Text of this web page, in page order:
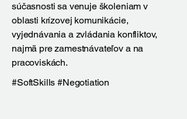
súčasnosti sa venuje školeniam v
oblasti krízovej komunikácie,
vyjednávania a zvládania konfliktov,
najmä pre zamestnávateľov a na
pracoviskách.
#SoftSkills #Negotiation